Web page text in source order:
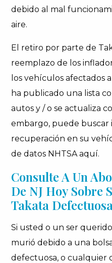
debido al mal
aire.
El retiro por parte de
reemplazo de los
los vehículos afectados
ha publicado una lista
autos y / o se actualiza
embargo, puede buscar
recuperación en su
de datos NHTSA aquí.
Consulte A Un
De NJ Hoy Sobre
Takata
Si usted o un ser
murió debido a una
defectuosa, o cualquier